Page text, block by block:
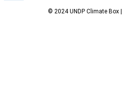
© 2024 UNDP Climate Box